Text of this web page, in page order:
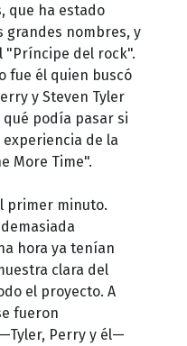
que ha estado
grandes nombres, y
"Príncipe del rock".
fue él quien buscó
y Steven Tyler
podía pasar si
de la
More Time".
primer minuto.
hora ya tenían
clara del
el proyecto. A
fueron
Perry y él—